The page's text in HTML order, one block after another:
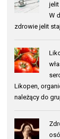
jelit
W
zdrowie jelit
Likopen,
należący do